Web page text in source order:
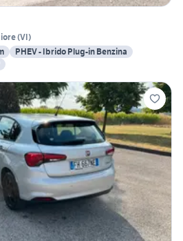
(VI)
PHEV - Ibrido Plug-in Benzina